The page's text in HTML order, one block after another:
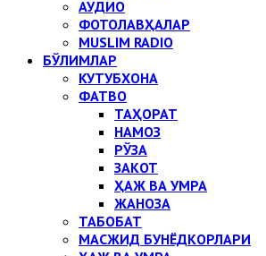
АУДИО
ФОТОЛАВҲАЛАР
MUSLIM RADIO
БЎЛИМЛАР
КУТУБХОНА
ФАТВО
ТАҲОРАТ
НАМОЗ
РЎЗА
ЗАКОТ
ҲАЖ ВА УМРА
ЖАНОЗА
ТАБОБАТ
МАСЖИД БУНЁДКОРЛАРИ